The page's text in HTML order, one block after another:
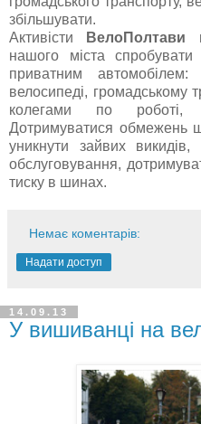
збільшувати.
Активісти
ВелоПолтави
нашого міста
приватним
велосипеді, громадському
колегами по
Дотримуватися обмежень
уникнути зайвих
обслуговування,
тиску в шинах.
Немає коментарів:
Надати доступ
14.09.13
У вишиванці на